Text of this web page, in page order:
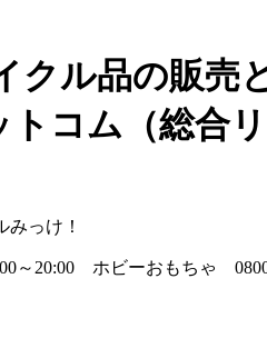
クル品の販売
コム（総合